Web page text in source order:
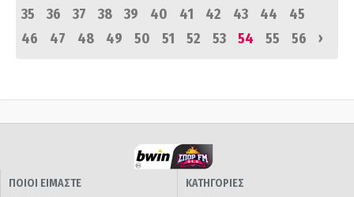
35
36 37 38 39 40 41 42 43 44
45
46
47 48 49 50 51 52 53 54 55 56 ›
ΠΟΙΟΙ ΕΙΜΑΣΤΕ
ΚΑΤΗΓΟΡΙΕΣ